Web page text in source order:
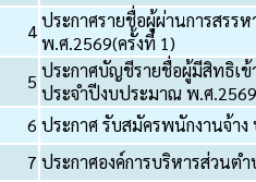
4ประกาศรายชื่อผู้ผ่านการสรร
พ.ศ.2569(ครั้งที่ 1)
5 ประกาศบัญชีรายชื่อผู้มีสิทธิเข้
ประจำปีงบประมาณ พ.ศ
6 ประกาศ รับสมัครพนักงานจ้า
7 ประกาศองค์การบริหารส่วนตำ